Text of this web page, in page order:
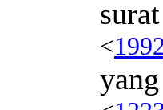
surat
<